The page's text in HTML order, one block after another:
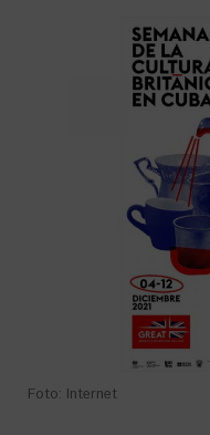
Foto: Internet